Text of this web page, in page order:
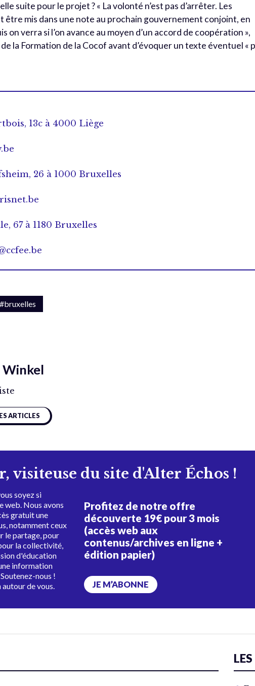
suite pour le projet ? « La volonté n’est pas d’arrêter. Les
mis dans une note au prochain gouvernement conjoint, en
on verra si l’on avance au moyen d’un accord de coopération »,
la Formation de la Cocof avant d’évoquer un texte éventuel «
13c à 4000 Liège
26 à 1000 Bruxelles
67 à 1180 Bruxelles
#bruxelles
Winkel
ARTICLES
visiteuse du site d'Alter Échos !
soyez si
web. Nous avons
gratuit une
notamment ceux
le partage, pour
la collectivité,
d'éducation
information
nous !
de vous.
Profitez de notre offre
découverte 19€ pour 3 mois
(accès web aux
contenus/archives en ligne +
édition papier)
JE M’ABONNE